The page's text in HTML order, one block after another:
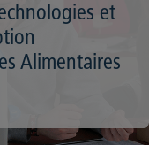
et
Alimentaires